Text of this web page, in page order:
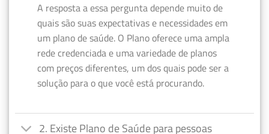
A resposta a essa pergunta depende muito de
quais são suas expectativas e necessidades em
um plano de saúde. O Plano oferece uma ampla
rede credenciada e uma variedade de planos
com preços diferentes, um dos quais pode ser a
solução para o que você está procurando.
2. Existe Plano de Saúde para pessoas